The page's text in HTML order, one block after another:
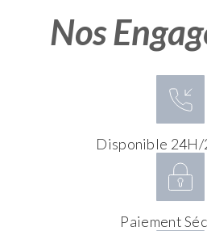
Nos
Disponible 24H/
Paiement